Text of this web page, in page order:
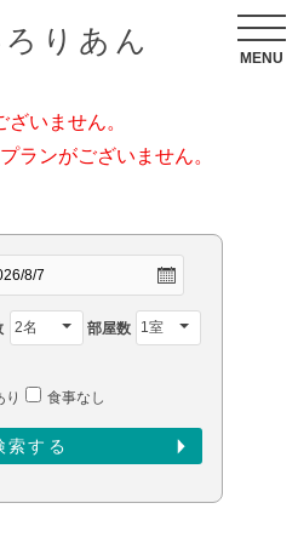
りあん
MENU
ざいません。
ランがございません。
部屋数
り 食事なし